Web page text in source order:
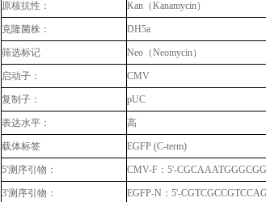
原核抗性： Kan（Kanamycin）
克隆菌株： DH5a
筛选标记 Neo（Neomycin）
启动子： CMV
复制子： pUC
表达水平： 高
载体标签 EGFP (C-term)
5'测序引物： CMV-F：5'-
3'测序引物： EGFP-N：5'-